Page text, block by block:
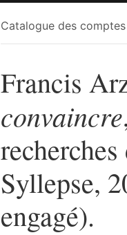
Catalogue des
Francis
convaincre
Syllepse,
engagé).